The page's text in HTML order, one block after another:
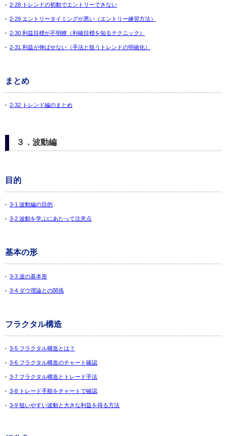
2-28 トレンドの初動でエントリーできない
2-29 エントリータイミングが悪い（エントリー練習方法）
2-30 利益目標が不明瞭（利確目標を知るテクニック）
2-31 利益が伸ばせない（手法と狙うトレンドの明確化）
まとめ
2-32 トレンド編のまとめ
３．波動編
目的
3-1 波動編の目的
3-2 波動を学ぶにあたって注意点
基本の形
3-3 波の基本形
3-4 ダウ理論との関係
フラクタル構造
3-5 フラクタル構造とは？
3-6 フラクタル構造のチャート確認
3-7 フラクタル構造とトレード手法
3-8 トレード手順をチャートで確認
3-9 狙いやすい波動と大きな利益を得る方法